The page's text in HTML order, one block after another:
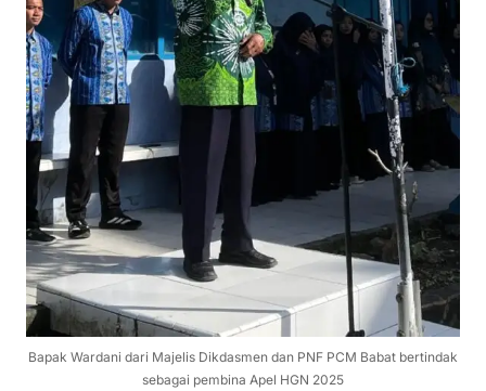
Bapak Wardani dari Majelis Dikdasmen dan PNF PCM Babat bertindak
sebagai pembina Apel HGN 2025